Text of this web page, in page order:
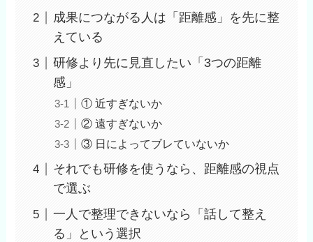
成果につながる人は「距離感」を先に整
えている
研修より先に見直したい「3つの距離
感」
① 近すぎないか
② 遠すぎないか
③ 日によってブレていないか
それでも研修を使うなら、距離感の視点
で選ぶ
一人で整理できないなら「話して整え
る」という選択